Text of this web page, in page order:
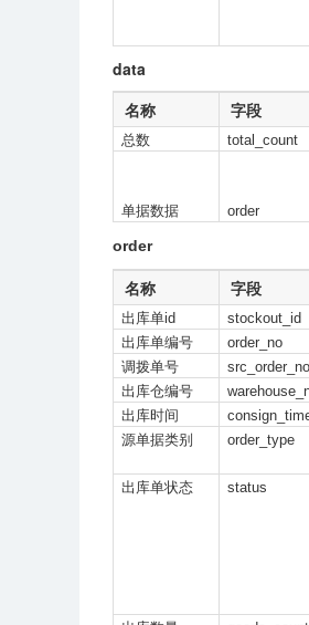
data
名称
字段
总数 total_count
单据数据 order
order
名称 字段
出库单id
stockout_id
出库单编号
order_no
调拨单号
src_order_no
出库仓编号
出库时间
源单据类别
order_type
出库单状态 status